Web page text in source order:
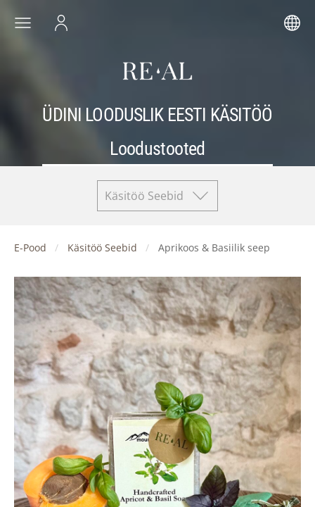
ÜDINI LOODUSLIK EESTI KÄSITÖÖ
Loodustooted
Käsitöö Seebid
E-Pood Käsitöö Seebid Aprikoos & Basiilik seep